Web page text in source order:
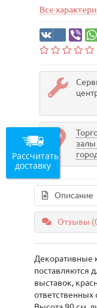
Все
залы
Описание
Отзывы
Декоративные
поставляются
выставок,
ответственных
Рассчитать
доставку